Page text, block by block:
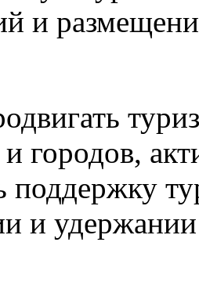
и
городов,
поддержку
и